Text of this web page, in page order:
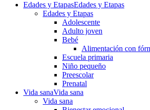
Edades y EtapasEdades y Etapas
Edades y Etapas
Adolescente
Adulto joven
Bebé
Alimentación con
Escuela primaria
Niño pequeño
Preescolar
Prenatal
Vida sanaVida sana
Vida sana